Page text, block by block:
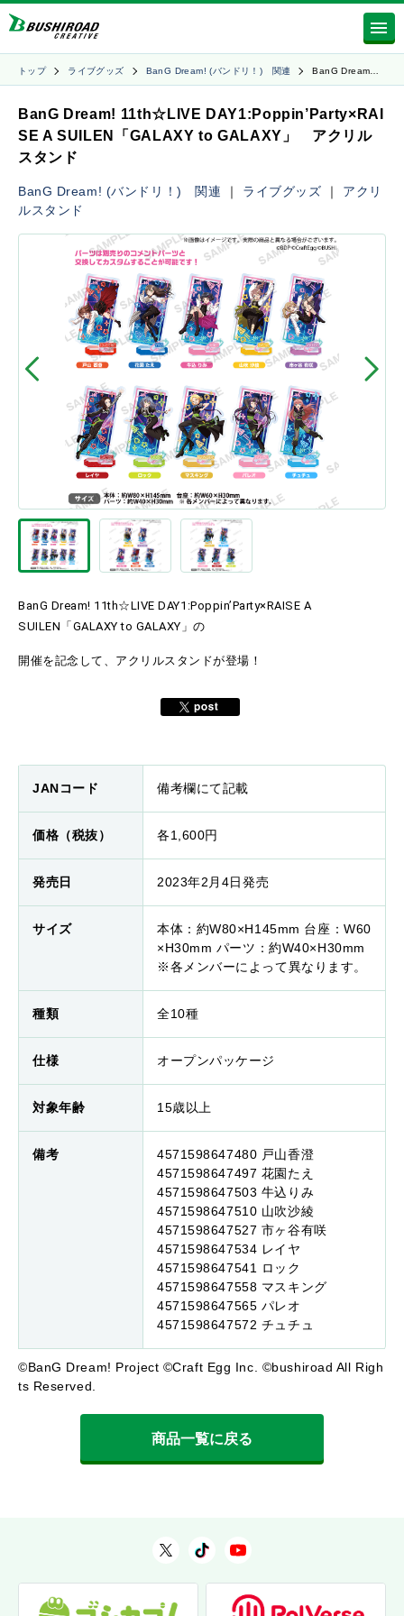
トップ ライブグッズ BanG Dream! (バンドリ！) 関連 BanG Dream…
BanG Dream! 11th☆LIVE DAY1:Poppin’Party×RAI
SE A SUILEN「GALAXY to GALAXY」 アクリル
スタンド
BanG Dream! (バンドリ！) 関連 ｜ ライブグッズ ｜ アクリ
ルスタンド
BanG Dream! 11th☆LIVE DAY1:Poppin’Party×RAISE A
SUILEN「GALAXY to GALAXY」の
開催を記念して、アクリルスタンドが登場！
JANコード 備考欄にて記載
価格（税抜） 各1,600円
発売日 2023年2月4日発売
サイズ
本体：約W80×H145mm 台座：W60
×H30mm パーツ：約W40×H30mm
※各メンバーによって異なります。
種類 全10種
仕様 オープンパッケージ
対象年齢 15歳以上
備考
4571598647480 戸山香澄
4571598647497 花園たえ
4571598647503 牛込りみ
4571598647510 山吹沙綾
4571598647527 市ヶ谷有咲
4571598647534 レイヤ
4571598647541 ロック
4571598647558 マスキング
4571598647565 パレオ
4571598647572 チュチュ
©BanG Dream! Project ©Craft Egg Inc. ©bushiroad All Righ
ts Reserved.
商品一覧に戻る